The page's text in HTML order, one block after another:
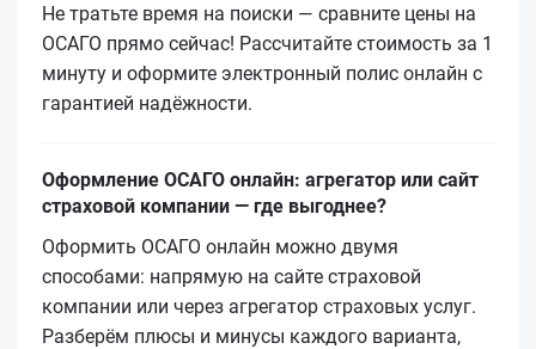
Не тратьте время на поиски — сравните цены на
ОСАГО прямо сейчас! Рассчитайте стоимость за 1
минуту и оформите электронный полис онлайн с
гарантией надёжности.
Оформление ОСАГО онлайн: агрегатор или сайт
страховой компании — где выгоднее?
Оформить ОСАГО онлайн можно двумя
способами: напрямую на сайте страховой
компании или через агрегатор страховых услуг.
Разберём плюсы и минусы каждого варианта,